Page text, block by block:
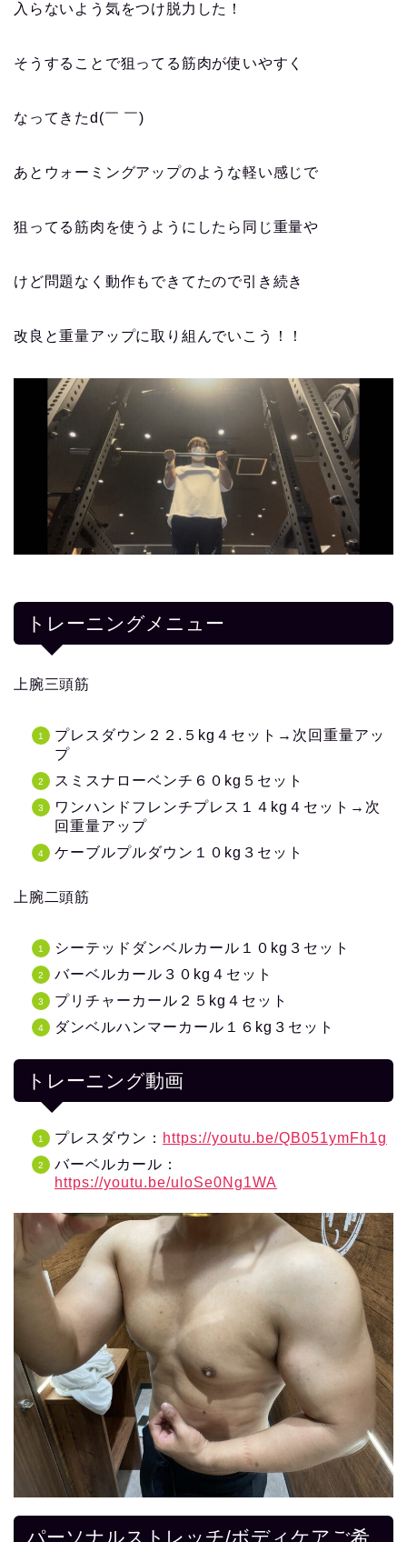
入らないよう気をつけ脱力した！
そうすることで狙ってる筋肉が使いやすく
なってきたd(￣ ￣)
あとウォーミングアップのような軽い感じで
狙ってる筋肉を使うようにしたら同じ重量や
けど問題なく動作もできてたので引き続き
改良と重量アップに取り組んでいこう！！
トレーニングメニュー
上腕三頭筋
プレスダウン２２.５kg４セット→次回重量アッ
プ
スミスナローベンチ６０kg５セット
ワンハンドフレンチプレス１４kg４セット→次
回重量アップ
ケーブルプルダウン１０kg３セット
上腕二頭筋
シーテッドダンベルカール１０kg３セット
バーベルカール３０kg４セット
プリチャーカール２５kg４セット
ダンベルハンマーカール１６kg３セット
トレーニング動画
プレスダウン： https://youtu.be/QB051ymFh1g
バーベルカール：
https://youtu.be/uloSe0Ng1WA
パーソナルストレッチ/ボディケアご希